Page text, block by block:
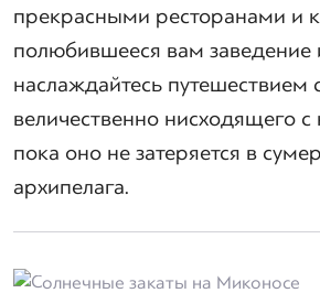
прекрасными ресторанами и
полюбившееся вам заведение
наслаждайтесь путешествием
величественно нисходящего с
пока оно не затеряется в
архипелага.